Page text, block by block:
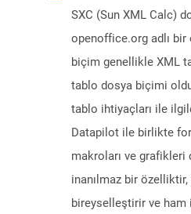
SXC (Sun XML Calc)
openoffice.org adlı
biçim genellikle XML
tablo dosya biçimi
tablo ihtiyaçları ile
Datapilot ile birlikte
makroları ve grafikleri
inanılmaz bir
bireyselleştirir ve